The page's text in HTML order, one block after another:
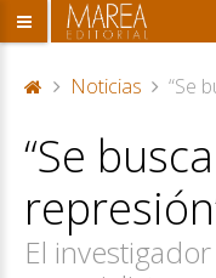
or
ta
d
a
Noticias “Se
“Se
El